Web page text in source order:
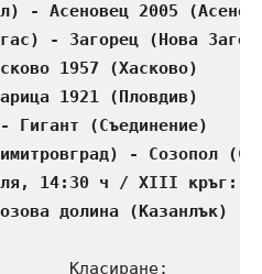
- Асеновец 2005
- Загорец (Нова
1957
Марица 1921
- Гигант
- Созопол
14:30 ч / XIII кръг:
долина
Класиране: